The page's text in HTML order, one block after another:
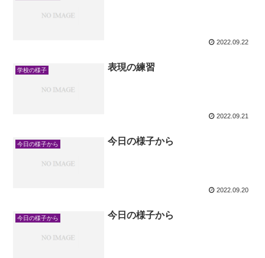
2022.09.22
学校の様子 表現の練習
2022.09.21
今日の様子から 今日の様子から
2022.09.20
今日の様子から 今日の様子から